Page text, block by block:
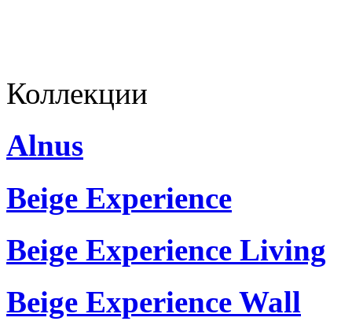
Коллекции
Alnus
Beige Experience
Beige Experience Living
Beige Experience Wall